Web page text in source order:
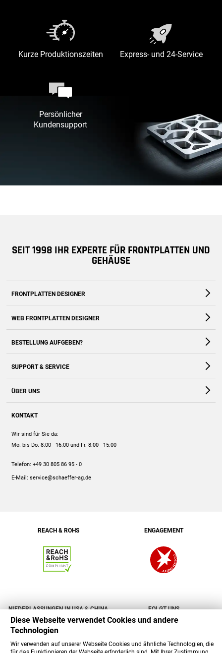
Kurze Produktionszeiten Express- und 24-Service
Persönlicher
Kundensupport
SEIT 1998 IHR EXPERTE FÜR FRONTPLATTEN UND
GEHÄUSE
FRONTPLATTEN DESIGNER
WEB FRONTPLATTEN DESIGNER
BESTELLUNG AUFGEBEN?
SUPPORT & SERVICE
Online-Hilfe
Anleitungen
Preise
Versand
ÜBER UNS
KONTAKT
Wir sind für Sie da:
Mo. bis Do. 8:00 - 16:00 und Fr. 8:00 - 15:00
Telefon: +49 30 805 86 95 - 0
E-Mail: service@schaeffer-ag.de
REACH & ROHS ENGAGEMENT
NIEDERLASSUNGEN IN USA & CHINA FOLGT UNS
Diese Webseite verwendet Cookies und andere
Technologien
Wir verwenden auf unserer Webseite Cookies und ähnliche Technologien, die